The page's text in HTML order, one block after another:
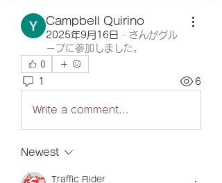
Campbell Quirino
2025年9月16日 · さんがグル
ープに参加しました。
0
1 6
Write a comment...
Newest
Traffic Rider